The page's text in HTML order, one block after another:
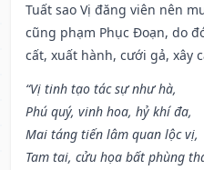
Tuất sao Vị đăng viên nên
cũng phạm Phục Đoạn, do
cất, xuất hành, cưới gả, xây
“Vị tinh tạo tác sự như hà,
Phú quý, vinh hoa, hỷ khí đa,
Mai táng tiến lâm quan lộc vị,
Tam tai, cửu họa bất phùng